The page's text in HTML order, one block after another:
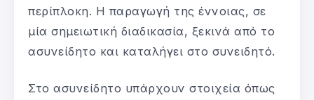
περίπλοκη. Η παραγωγή της έννοιας, σε
μία σημειωτική διαδικασία, ξεκινά από το
ασυνείδητο και καταλήγει στο συνειδητό.
Στο ασυνείδητο υπάρχουν στοιχεία όπως